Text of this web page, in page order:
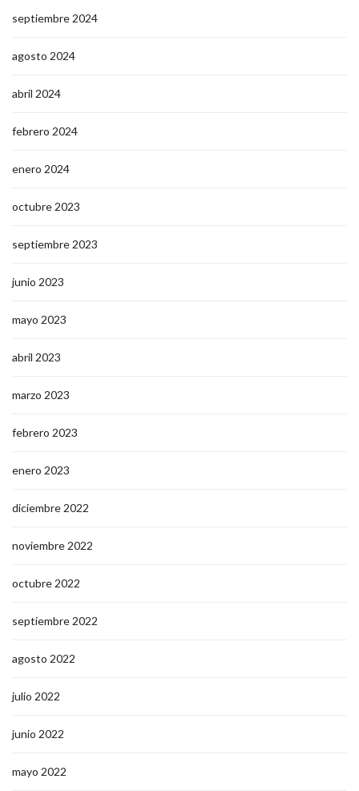
septiembre 2024
agosto 2024
abril 2024
febrero 2024
enero 2024
octubre 2023
septiembre 2023
junio 2023
mayo 2023
abril 2023
marzo 2023
febrero 2023
enero 2023
diciembre 2022
noviembre 2022
octubre 2022
septiembre 2022
agosto 2022
julio 2022
junio 2022
mayo 2022